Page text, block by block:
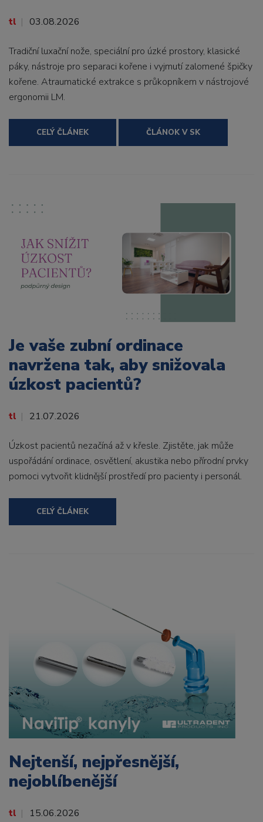
tl 03.08.2026
Tradiční luxační nože, speciální pro úzké prostory, klasické
páky, nástroje pro separaci kořene i vyjmutí zalomené špičky
kořene. Atraumatické extrakce s průkopníkem v nástrojové
ergonomii LM.
CELÝ ČLÁNEK ČLÁNOK V SK
Je vaše zubní ordinace
navržena tak, aby snižovala
úzkost pacientů?
tl 21.07.2026
Úzkost pacientů nezačíná až v křesle. Zjistěte, jak může
uspořádání ordinace, osvětlení, akustika nebo přírodní prvky
pomoci vytvořit klidnější prostředí pro pacienty i personál.
CELÝ ČLÁNEK
Nejtenší, nejpřesnější,
nejoblíbenější
tl 15.06.2026